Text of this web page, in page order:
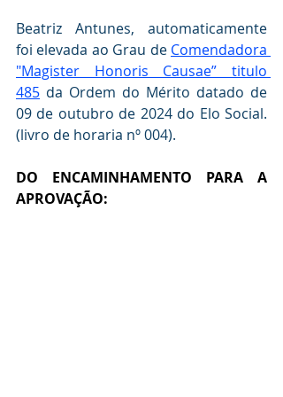
Beatriz Antunes, automaticamente
foi elevada ao Grau de Comendadora
"Magister Honoris Causae” titulo
485 da Ordem do Mérito datado de
09 de outubro de 2024 do Elo Social.
(livro de horaria nº 004).
DO ENCAMINHAMENTO PARA A
APROVAÇÃO: